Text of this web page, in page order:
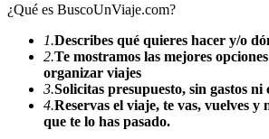
¿Qué es BuscoUnViaje.com?
1.Describes qué quieres hacer y/o
2.Te mostramos las mejores
organizar viajes
3.Solicitas presupuesto, sin gastos ni
4.Reservas el viaje, te vas, vuelves y
que te lo has pasado.